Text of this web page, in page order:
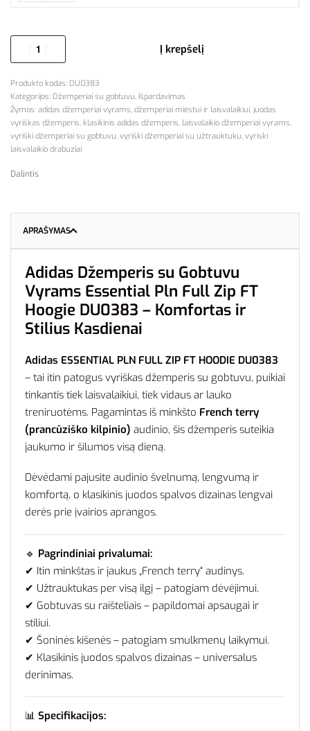
Į krepšelį
DU0383
Kategorijos: Džemperiai su gobtuvu, Išpardavimas
Žymos: adidas džemperiai vyrams, džemperiai miestui ir laisvalaikiui, juodas
vyriškas džemperis, klasikinis adidas džemperis, laisvalaikio džemperiai vyrams,
vyriški džemperiai su gobtuvu, vyriški džemperiai su užtrauktuku, vyriski
laisvalaikio drabuziai
Dalintis
APRAŠYMAS
Adidas Džemperis su Gobtuvu
Vyrams Essential Pln Full Zip FT
Hoogie DU0383 – Komfortas ir
Stilius Kasdienai
Adidas ESSENTIAL PLN FULL ZIP FT HOODIE DU0383
– tai itin patogus vyriškas džemperis su gobtuvu, puikiai
tinkantis tiek laisvalaikiui, tiek vidaus ar lauko
treniruotėms. Pagamintas iš minkšto French terry
(prancūziško kilpinio) audinio, šis džemperis suteikia
jaukumo ir šilumos visą dieną.
Dėvėdami pajusite audinio švelnumą, lengvumą ir
komfortą, o klasikinis juodos spalvos dizainas lengvai
derės prie įvairios aprangos.
🔹 Pagrindiniai privalumai:
✔ Itin minkštas ir jaukus „French terry“ audinys.
✔ Užtrauktukas per visą ilgį – patogiam dėvėjimui.
✔ Gobtuvas su raišteliais – papildomai apsaugai ir
stiliui.
✔ Šoninės kišenės – patogiam smulkmenų laikymui.
✔ Klasikinis juodos spalvos dizainas – universalus
derinimas.
📊 Specifikacijos: